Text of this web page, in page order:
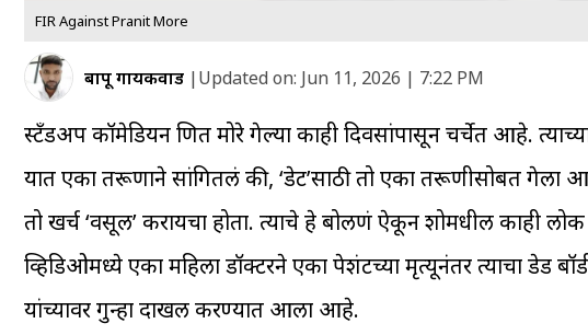
FIR Against Pranit More
बापू गायकवाड |Updated on: Jun 11, 2026 | 7:22 PM
स्टँडअप कॉमेडियन प्रणित मोरे गेल्या काही दिवसांपासून चर्चेत आहे.
यात एका तरूणाने सांगितलं की, ‘डेट’साठी तो एका तरूणीसोबत गेला
तो खर्च ‘वसूल’ करायचा होता. त्याचे हे बोलणं ऐकून शोमधील काही
व्हिडिओमध्ये एका महिला डॉक्टरने एका पेशंटच्या मृत्यूनंतर त्याचा डेड
यांच्यावर गुन्हा दाखल करण्यात आला आहे.